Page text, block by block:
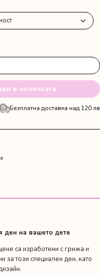
в количката
Безплатна доставка над 120 лв
ден на вашето дете
са изработени с грижа и
за този специален ден, като